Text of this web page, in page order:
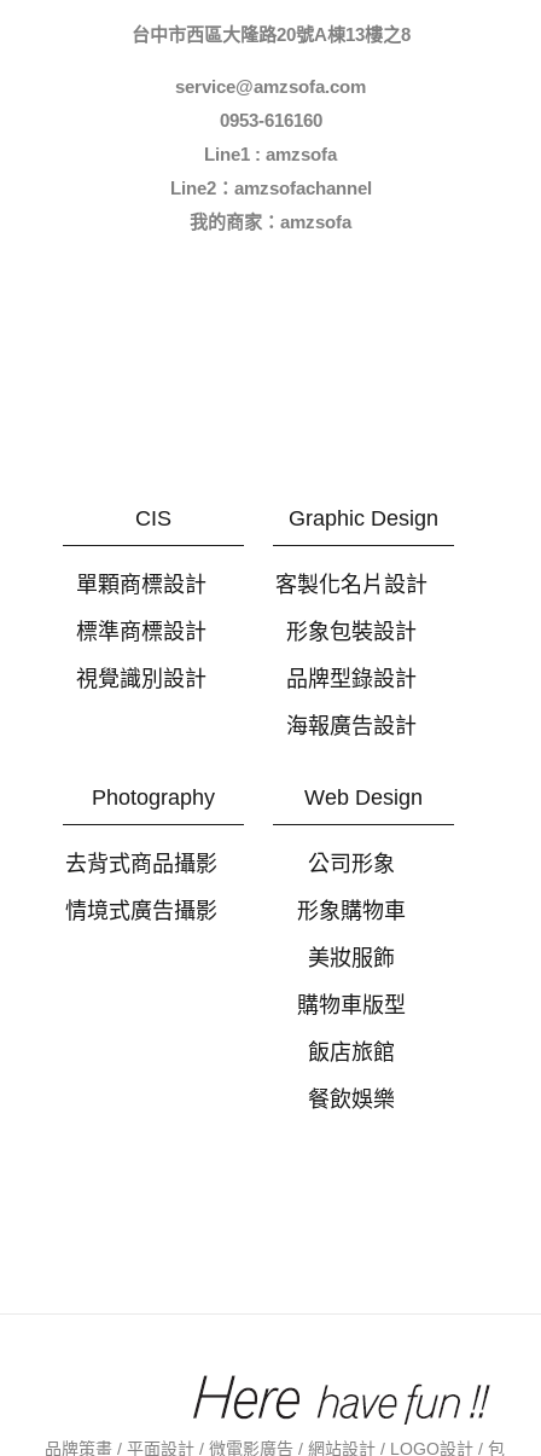
台中市西區大隆路20號A棟13樓之8
service@amzsofa.com
0953-616160
Line1 : amzsofa
Line2：amzsofachannel
我的商家： amzsofa
CIS
單顆商標設計
標準商標設計
視覺識別設計
Graphic Design
客製化名片設計
形象包裝設計
品牌型錄設計
海報廣告設計
Photography
去背式商品攝影
情境式廣告攝影
Web Design
公司形象
形象購物車
美妝服飾
購物車版型
飯店旅館
餐飲娛樂
品牌策畫 / 平面設計 / 微電影廣告 / 網站設計 / LOGO設計 / 包